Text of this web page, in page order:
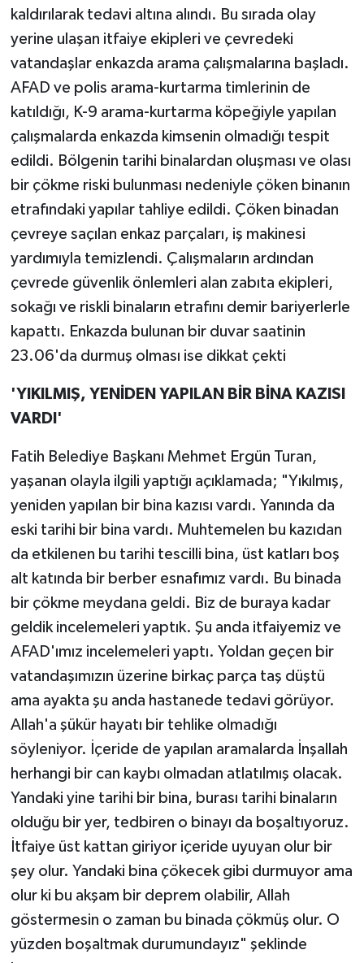
kaldırılarak tedavi altına alındı. Bu sırada olay
yerine ulaşan itfaiye ekipleri ve çevredeki
vatandaşlar enkazda arama çalışmalarına başladı.
AFAD ve polis arama-kurtarma timlerinin de
katıldığı, K-9 arama-kurtarma köpeğiyle yapılan
çalışmalarda enkazda kimsenin olmadığı tespit
edildi. Bölgenin tarihi binalardan oluşması ve olası
bir çökme riski bulunması nedeniyle çöken binanın
etrafındaki yapılar tahliye edildi. Çöken binadan
çevreye saçılan enkaz parçaları, iş makinesi
yardımıyla temizlendi. Çalışmaların ardından
çevrede güvenlik önlemleri alan zabıta ekipleri,
sokağı ve riskli binaların etrafını demir bariyerlerle
kapattı. Enkazda bulunan bir duvar saatinin
23.06'da durmuş olması ise dikkat çekti
'YIKILMIŞ, YENİDEN YAPILAN BİR BİNA KAZISI
VARDI'
Fatih Belediye Başkanı Mehmet Ergün Turan,
yaşanan olayla ilgili yaptığı açıklamada; "Yıkılmış,
yeniden yapılan bir bina kazısı vardı. Yanında da
eski tarihi bir bina vardı. Muhtemelen bu kazıdan
da etkilenen bu tarihi tescilli bina, üst katları boş
alt katında bir berber esnafımız vardı. Bu binada
bir çökme meydana geldi. Biz de buraya kadar
geldik incelemeleri yaptık. Şu anda itfaiyemiz ve
AFAD'ımız incelemeleri yaptı. Yoldan geçen bir
vatandaşımızın üzerine birkaç parça taş düştü
ama ayakta şu anda hastanede tedavi görüyor.
Allah'a şükür hayatı bir tehlike olmadığı
söyleniyor. İçeride de yapılan aramalarda İnşallah
herhangi bir can kaybı olmadan atlatılmış olacak.
Yandaki yine tarihi bir bina, burası tarihi binaların
olduğu bir yer, tedbiren o binayı da boşaltıyoruz.
İtfaiye üst kattan giriyor içeride uyuyan olur bir
şey olur. Yandaki bina çökecek gibi durmuyor ama
olur ki bu akşam bir deprem olabilir, Allah
göstermesin o zaman bu binada çökmüş olur. O
yüzden boşaltmak durumundayız" şeklinde